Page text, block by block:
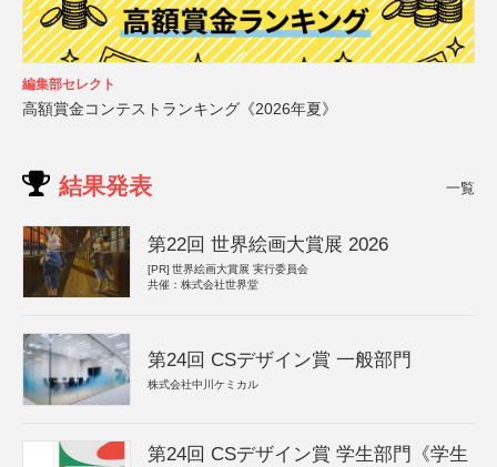
編集部セレクト
高額賞金コンテストランキング《2026年夏》
結果発表 一覧
第22回 世界絵画大賞展 2026
[PR] 世界絵画大賞展 実行委員会
共催：株式会社世界堂
第24回 CSデザイン賞 一般部門
株式会社中川ケミカル
第24回 CSデザイン賞 学生部門《学生